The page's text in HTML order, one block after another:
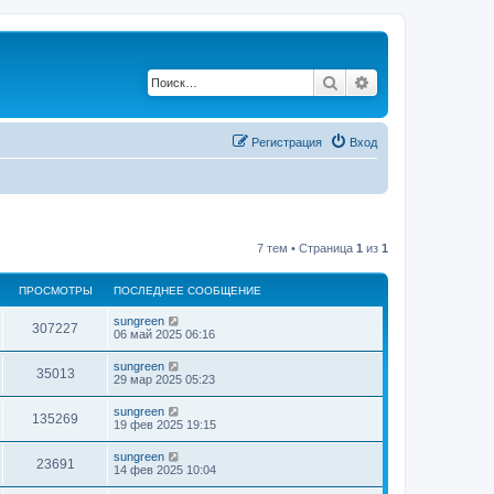
Поиск
Вход
Регистрация
7 тем • Страница 1 из 1
ПРОСМОТРЫ ПОСЛЕДНЕЕ СООБЩЕНИЕ
307227
sungreen
06 май 2025 06:16
35013
sungreen
29 мар 2025 05:23
135269
sungreen
19 фев 2025 19:15
23691
sungreen
14 фев 2025 10:04